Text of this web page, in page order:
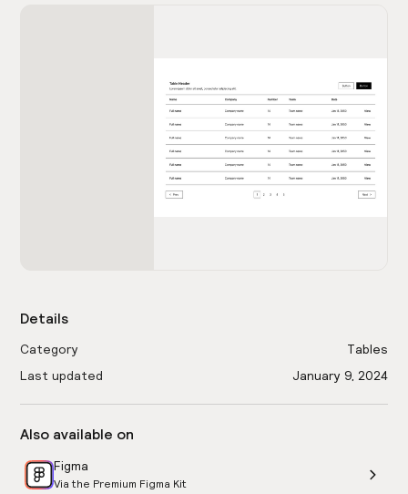
Details
Category
Tables
Last updated
January 9, 2024
Also available on
Figma
Via the Premium Figma Kit